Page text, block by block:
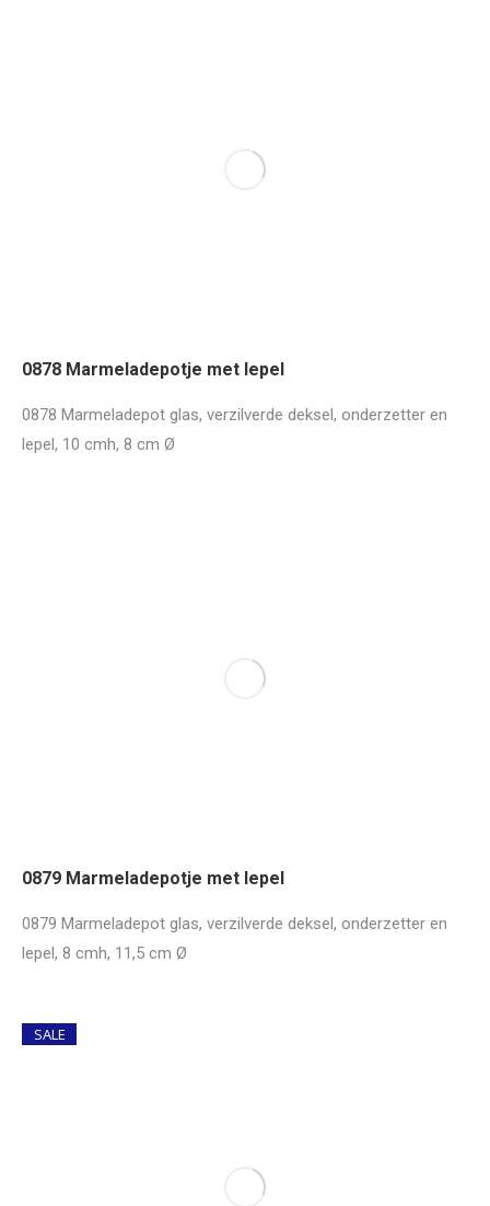
0878 Marmeladepotje met lepel
0878 Marmeladepot glas, verzilverde deksel, onderzetter en
lepel, 10 cmh, 8 cm Ø
0879 Marmeladepotje met lepel
0879 Marmeladepot glas, verzilverde deksel, onderzetter en
lepel, 8 cmh, 11,5 cm Ø
SALE